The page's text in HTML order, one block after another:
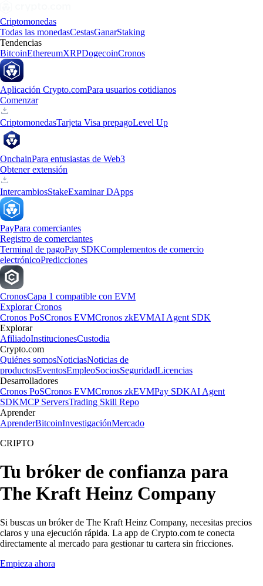
Criptomonedas
Todas las monedasCestasGanarStaking
Tendencias
BitcoinEthereumXRPDogecoinCronos
Aplicación Crypto.comPara usuarios cotidianos
Comenzar
CriptomonedasTarjeta Visa prepagoLevel Up
OnchainPara entusiastas de Web3
Obtener extensión
IntercambiosStakeExaminar DApps
PayPara comerciantes
Registro de comerciantes
Terminal de pagoPay SDKComplementos de comercio
electrónicoPredicciones
CronosCapa 1 compatible con EVM
Explorar Cronos
Cronos PoSCronos EVMCronos zkEVMAI Agent SDK
Explorar
AfiliadoInstitucionesCustodia
Crypto.com
Quiénes somosNoticiasNoticias de
productosEventosEmpleoSociosSeguridadLicencias
Desarrolladores
Cronos PoSCronos EVMCronos zkEVMPay SDKAI Agent
SDKMCP ServersTrading Skill Repo
Aprender
AprenderBitcoinInvestigaciónMercado
CRIPTO
Tu bróker de confianza para
The Kraft Heinz Company
Si buscas un bróker de The Kraft Heinz Company, necesitas precios
claros y una ejecución rápida. La app de Crypto.com te conecta
directamente al mercado para gestionar tu cartera sin fricciones.
Empieza ahora